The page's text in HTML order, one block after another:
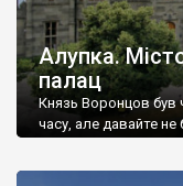
Алупка.
палац
Князь Воронцов
часу, але давайте